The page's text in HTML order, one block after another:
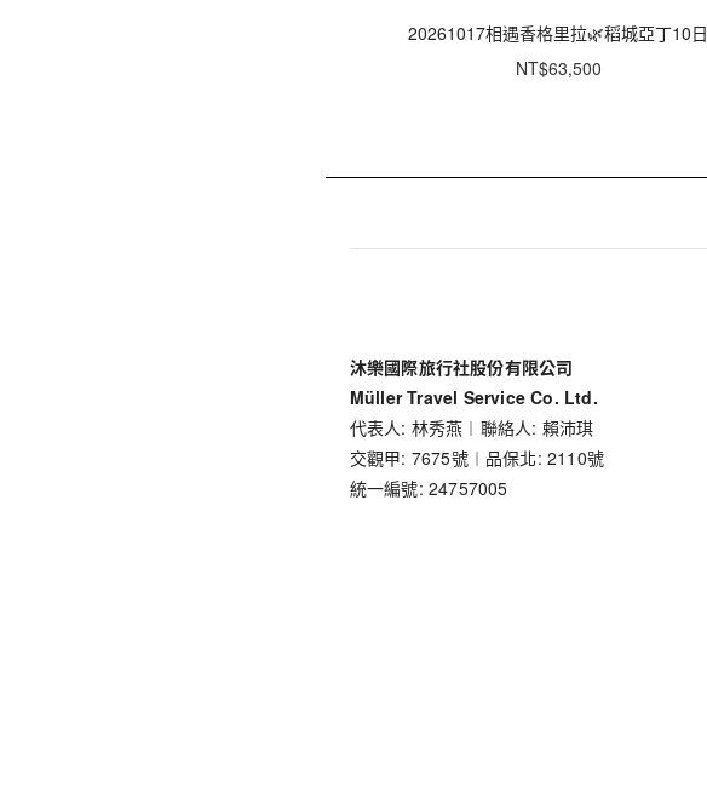
20261017相遇香格里拉🌿稻城亞丁10日
NT$63,500
沐樂國際旅行社股份有限公司
Müller Travel Service Co. Ltd.
代表人: 林秀燕︱聯絡人: 賴沛琪
交觀甲: 7675號︱品保北: 2110號
統一編號: 24757005